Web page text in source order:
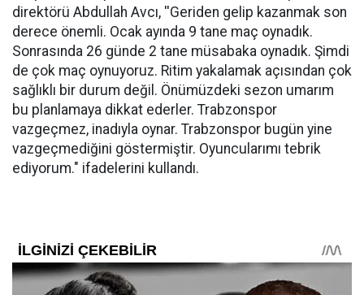
direktörü Abdullah Avcı, ''Geriden gelip kazanmak son
derece önemli. Ocak ayında 9 tane maç oynadık.
Sonrasında 26 günde 2 tane müsabaka oynadık. Şimdi
de çok maç oynuyoruz. Ritim yakalamak açısından çok
sağlıklı bir durum değil. Önümüzdeki sezon umarım
bu planlamaya dikkat ederler. Trabzonspor
vazgeçmez, inadıyla oynar. Trabzonspor bugün yine
vazgeçmediğini göstermiştir. Oyuncularımı tebrik
ediyorum." ifadelerini kullandı.